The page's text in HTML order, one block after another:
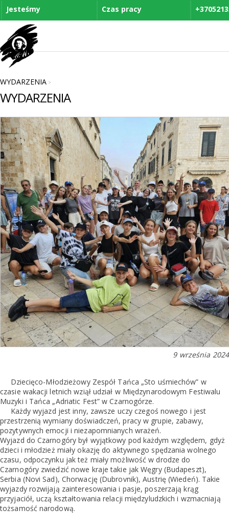
Jesteśmy Czas pracy
WYDARZENIA >
WYDARZENIA
9 września 2024
Dziecięco-Młodzieżowy Zespół Tańca „Sto uśmiechów” w
czasie wakacji letnich wziął udział w Międzynarodowym Festiwalu
Muzyki i Tańca „Adriatic Fest” w Czarnogórze.
Każdy wyjazd jest inny, zawsze uczy czegoś nowego i jest
przestrzenią wymiany doświadczeń, pracy w grupie, zabawy,
pozytywnych emocji i niezapomnianych wrażeń.
Wyjazd do Czarnogóry był wyjątkowy pod każdym względem, gdyż
dzieci i młodzież miały okazję do aktywnego spędzania wolnego
czasu, odpoczynku jak też miały możliwość w drodze do
Czarnogóry zwiedzić nowe kraje takie jak Węgry (Budapeszt),
Serbia (Novi Sad), Chorwację (Dubrovnik), Austrię (Wiedeń). Takie
wyjazdy rozwijają zainteresowania i pasje, poszerzają krąg
przyjaciół, uczą kształtowania relacji międzyludzkich i wzmacniają
tożsamość narodową.